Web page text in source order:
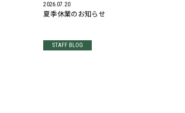
2026.07.20
夏季休業のお知らせ
STAFF BLOG